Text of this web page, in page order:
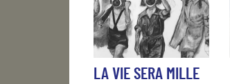
LA VIE SERA MILLE